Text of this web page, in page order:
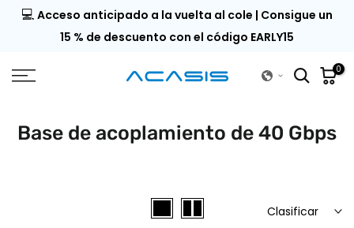
Saltar
💻 Acceso anticipado a la vuelta al cole | Consigue un
15 % de descuento con el código EARLY15
0
Base de acoplamiento de 40 Gbps
Clasificar